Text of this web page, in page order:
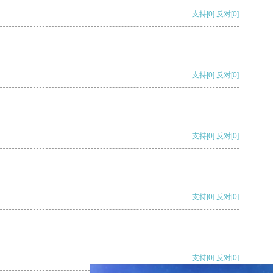
支持[0] 反对[0]
支持[0] 反对[0]
支持[0] 反对[0]
支持[0] 反对[0]
支持[0] 反对[0]